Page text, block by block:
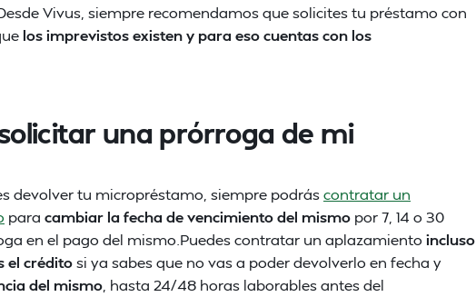
Desde Vivus, siempre recomendamos que solicites tu préstamo con
los imprevistos existen y para eso cuentas con los
una prórroga de mi
devolver tu micropréstamo, siempre podráscontratar un
para cambiar la fecha de vencimiento del mismo por 7, 14 o 30
en el pago del mismo.Puedes contratar un aplazamiento incluso
el créditosi ya sabes que no vas a poder devolverlo en fecha y
del mismo , hasta 24/48 horas laborables antes del